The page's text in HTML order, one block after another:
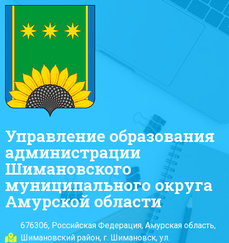
Управление образования
администрации
Шимановского
муниципального округа
Амурской области
676306, Российская Федерация, Амурская область,
Шимановский район, г. Шимановск, ул.